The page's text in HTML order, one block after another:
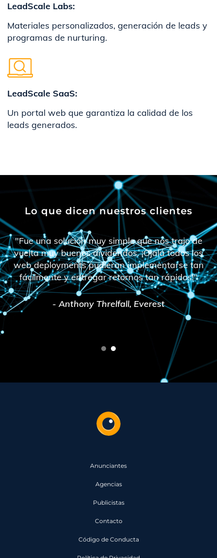
LeadScale Labs:
Materiales personalizados, generación de leads y
programas de nurturing.
​LeadScale SaaS:
Un portal web que garantiza la calidad de los
leads generados.
Lo que dicen nuestros clientes
"Fue una solución muy simple que nos trajo de
vuelta muy buenos dividendos. ¡Ojalá todos los
web deployments pudieran implementarse tan
fácilmente y entregar retornos tan rápidos!"
- Anthony Threlfall, Everest
Anunciantes
Agencias
Publicistas
Contacto
Código de Conducta